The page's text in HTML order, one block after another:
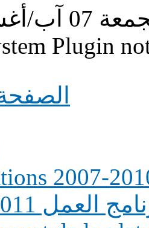
07 آب/
Plugin
2007-
العمل 2011-2013